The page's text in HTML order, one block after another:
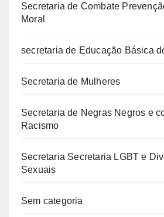
Secretaria de Combate
Moral
secretaria de Educação Básica
Secretaria de Mulheres
Secretaria de Negras Negros e
Racismo
Secretaria Secretaria LGBT e
Sexuais
Sem categoria